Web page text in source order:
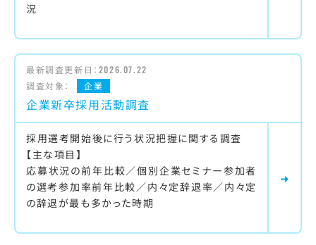
況
最新調査更新日： 2026.07.22
調査対象：
企業
企業新卒採用活動調査
採用選考開始後に行う状況把握に関する調査
【主な項目】
応募状況の前年比較／個別企業セミナー参加者
の選考参加率前年比較／内々定辞退率／内々定
の辞退が最も多かった時期